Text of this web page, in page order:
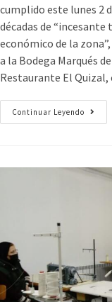
cumplido este lunes 2
décadas de
económico de la
a la Bodega Marqués
Restaurante El Quizal,
Continuar Leyendo